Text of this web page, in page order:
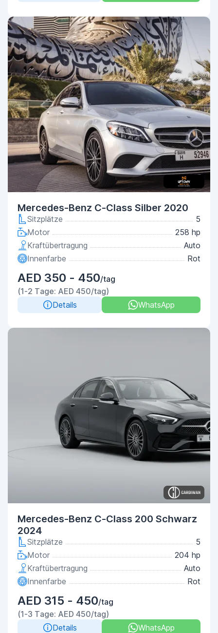
Mercedes-Benz C-Class Silber 2020
Sitzplätze
5
Motor
258 hp
Kraftübertragung
Auto
Innenfarbe
Rot
AED 350 - 450/tag
(1-2 Tage: AED 450/tag)
Details
WhatsApp
Mercedes-Benz C-Class 200 Schwarz
2024
Sitzplätze
5
Motor
204 hp
Kraftübertragung
Auto
Innenfarbe
Rot
AED 315 - 450/tag
(1-3 Tage: AED 450/tag)
Details
WhatsApp